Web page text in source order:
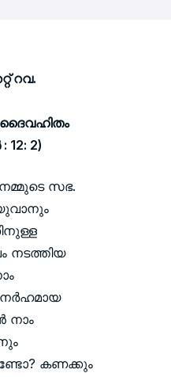
റവ.
2)
സഭ.
നടത്തിയ
നാം
കണക്കും